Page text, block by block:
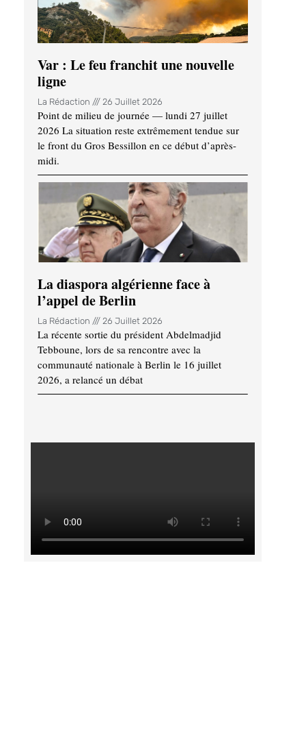
Var : Le feu franchit une nouvelle
ligne
La Rédaction 26 Juillet 2026
Point de milieu de journée — lundi 27 juillet
2026 La situation reste extrêmement tendue sur
le front du Gros Bessillon en ce début d’après-
midi.
La diaspora algérienne face à
l’appel de Berlin
La Rédaction 26 Juillet 2026
La récente sortie du président Abdelmadjid
Tebboune, lors de sa rencontre avec la
communauté nationale à Berlin le 16 juillet
2026, a relancé un débat